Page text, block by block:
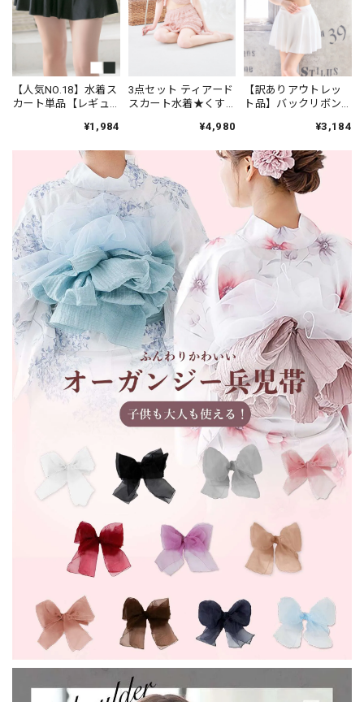
【人気NO.18】水着ス
カート単品【レギュ
¥1,984
3点セット ティアード
スカート水着★くす
¥4,980
【訳ありアウトレッ
ト品】バックリボン×
¥3,184